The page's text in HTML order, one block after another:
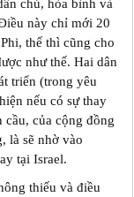
chủ, hòa bình và
này chỉ mới 20
thế thì cũng cho
như thế. Hai dân
triển (trong yêu
nếu có sự thay
của cộng đồng
là sẽ nhờ vào
tại Israel.
thiếu và điều